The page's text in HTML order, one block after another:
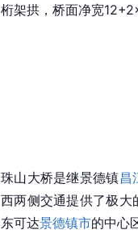
桁架拱，桥面净宽
珠山大桥是继景德镇昌
西两侧交通提供了极大
东可达景德镇市的中心